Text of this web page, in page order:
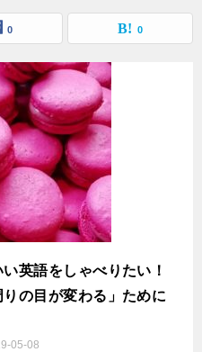
0 0
英語をしゃべりたい！
の目が変わる」ために
05-08